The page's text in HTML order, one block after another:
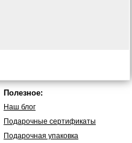
Полезное:
Наш блог
Подарочные сертификаты
Подарочная упаковка